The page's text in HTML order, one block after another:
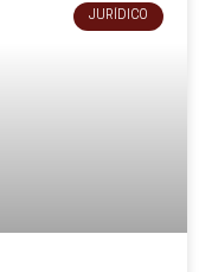
JURÍDICO